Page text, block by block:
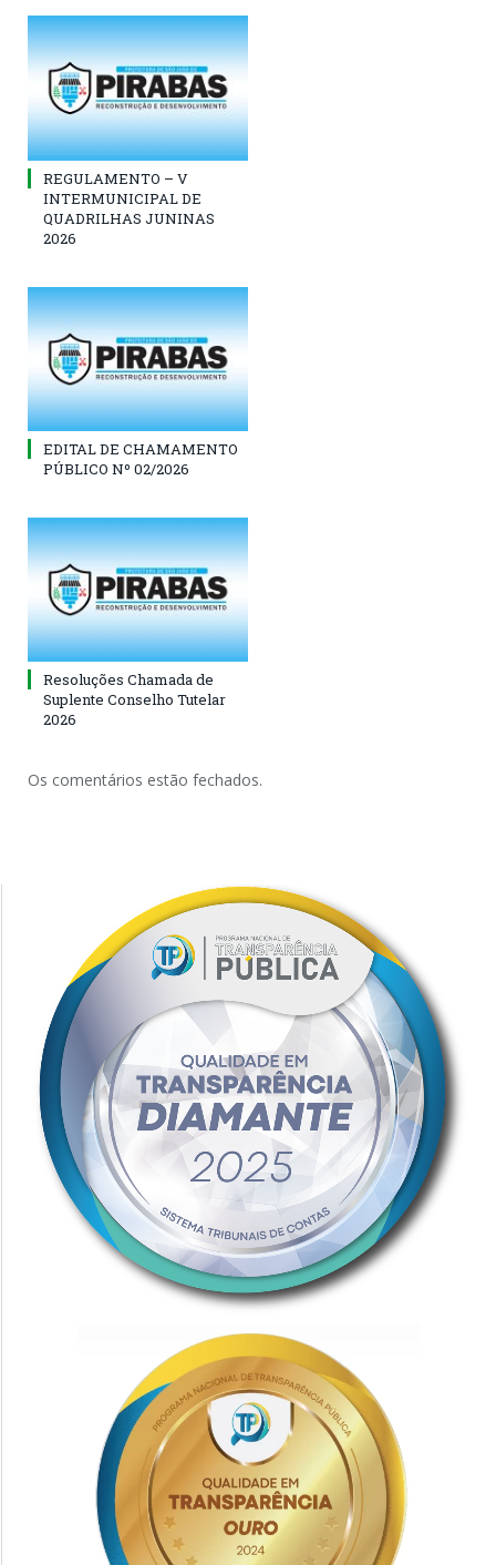
REGULAMENTO – V
INTERMUNICIPAL DE
QUADRILHAS JUNINAS
2026
EDITAL DE CHAMAMENTO
PÚBLICO Nº 02/2026
Resoluções Chamada de
Suplente Conselho Tutelar
2026
Os comentários estão fechados.